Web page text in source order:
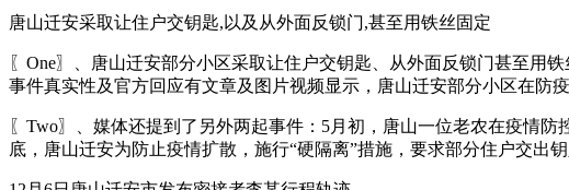
唐山迁安采取让住户交钥匙,以及从外面反锁门,甚至用铁丝固定
〖One〗、唐山迁安部分小区采取让住户交钥匙、从外面反锁门甚至用
事件真实性及官方回应有文章及图片视频显示，唐山迁安部分小区在防
〖Two〗、媒体还提到了另外两起事件：5月初，唐山一位老农在疫情
底，唐山迁安为防止疫情扩散，施行“硬隔离”措施，要求部分住户交出